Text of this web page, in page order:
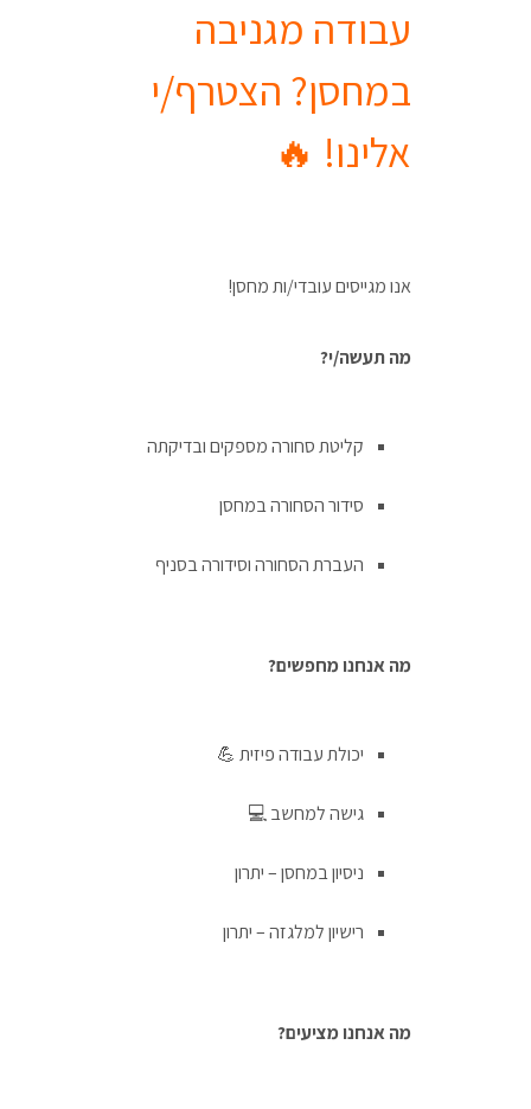
עבודה מגניבה
במחסן? הצטרף/י
אלינו! 🔥
אנו מגייסים עובדי/ות מחסן!
מה תעשה/י?
קליטת סחורה מספקים ובדיקתה
סידור הסחורה במחסן
העברת הסחורה וסידורה בסניף
מה אנחנו מחפשים?
יכולת עבודה פיזית 💪
גישה למחשב 💻
ניסיון במחסן – יתרון
רישיון למלגזה – יתרון
מה אנחנו מציעים?